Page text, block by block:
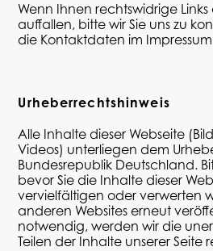
Wenn Ihnen rechtswidrige
auffallen, bitte wir Sie uns zu
die Kontaktdaten im
Urheberrechtshinweis
Alle Inhalte dieser Webseite
Videos) unterliegen dem
Bundesrepublik Deutschland.
bevor Sie die Inhalte dieser
vervielfältigen oder verwerten
anderen Websites erneut
notwendig, werden wir die
Teilen der Inhalte unserer Seite